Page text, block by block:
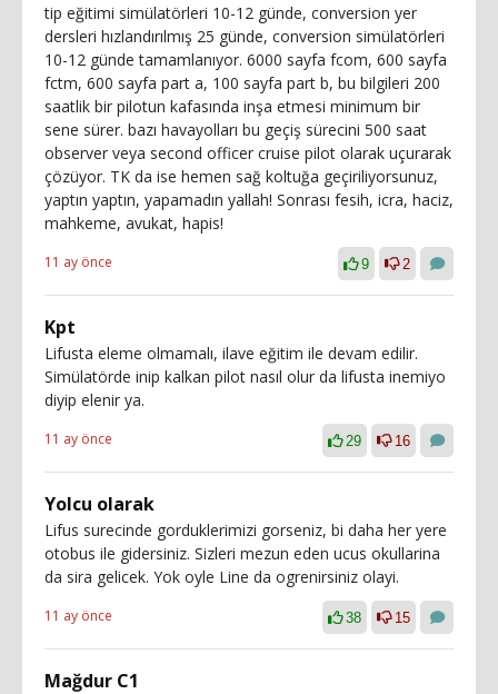
tip eğitimi simülatörleri 10-12 günde, conversion yer
dersleri hızlandırılmış 25 günde, conversion simülatörleri
10-12 günde tamamlanıyor. 6000 sayfa fcom, 600 sayfa
fctm, 600 sayfa part a, 100 sayfa part b, bu bilgileri 200
saatlik bir pilotun kafasında inşa etmesi minimum bir
sene sürer. bazı havayolları bu geçiş sürecini 500 saat
observer veya second officer cruise pilot olarak uçurarak
çözüyor. TK da ise hemen sağ koltuğa geçiriliyorsunuz,
yaptın yaptın, yapamadın yallah! Sonrası fesih, icra, haciz,
mahkeme, avukat, hapis!
11 ay önce 9 2
Kpt
Lifusta eleme olmamalı, ilave eğitim ile devam edilir.
Simülatörde inip kalkan pilot nasıl olur da lifusta inemiyo
diyip elenir ya.
11 ay önce 29 16
Yolcu olarak
Lifus surecinde gorduklerimizi gorseniz, bi daha her yere
otobus ile gidersiniz. Sizleri mezun eden ucus okullarina
da sira gelicek. Yok oyle Line da ogrenirsiniz olayi.
11 ay önce 38 15
Mağdur C1